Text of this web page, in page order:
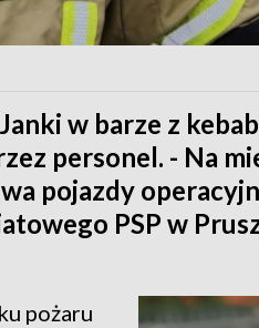
w barze z
personel. - Na
pojazdy
PSP w
pożaru